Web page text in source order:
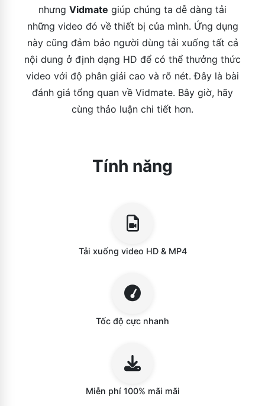
nhưng Vidmate giúp chúng ta dễ dàng tải
những video đó về thiết bị của mình. Ứng dụng
này cũng đảm bảo người dùng tải xuống tất cả
nội dung ở định dạng HD để có thể thưởng thức
video với độ phân giải cao và rõ nét. Đây là bài
đánh giá tổng quan về Vidmate. Bây giờ, hãy
cùng thảo luận chi tiết hơn.
Tính năng
Tải xuống video HD & MP4
Tốc độ cực nhanh
Miễn phí 100% mãi mãi